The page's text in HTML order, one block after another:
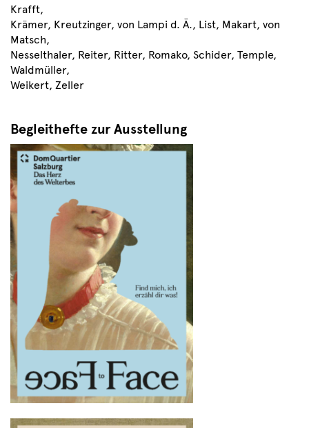
Krafft,
Krämer, Kreutzinger, von Lampi d. Ä., List, Makart, von
Matsch,
Nesselthaler, Reiter, Ritter, Romako, Schider, Temple,
Waldmüller,
Weikert, Zeller
Begleithefte zur Ausstellung